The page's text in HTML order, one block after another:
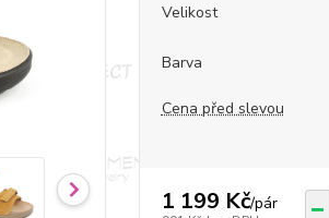
Velikost
Barva
Cena před slevou
1 199 Kč/pár